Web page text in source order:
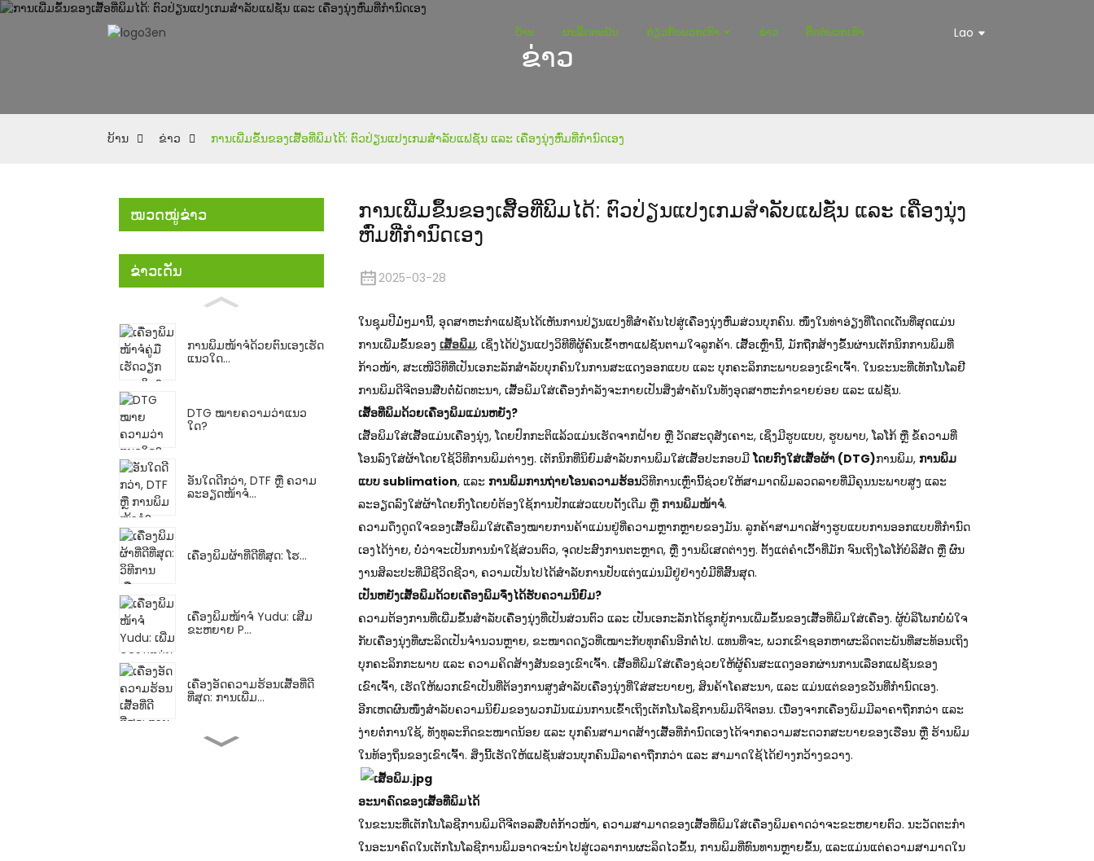
ບ້ານ ຜະລິດຕະພັນ ກ່ຽວກັບພວກເຮົາ ຂ່າວ ຕິດຕໍ່ພວກເຮົາ Lao
ຂ່າວ
ບ້ານ ຂ່າວ ການເພີ່ມຂຶ້ນຂອງເສື້ອທີ່ພິມໄດ້: ຕົວປ່ຽນແປງເກມສຳລັບແຟຊັ່ນ ແລະ ເຄື່ອງນຸ່ງຫົ່ມທີ່ກຳນົດເອງ
ໝວດໝູ່ຂ່າວ
ຂ່າວເດັ່ນ
ການພິມໜ້າຈໍດ້ວຍຕົນເອງເຮັດ
ແນວໃດ...
DTG ໝາຍຄວາມວ່າແນວ
ໃດ?
ອັນໃດດີກວ່າ, DTF ຫຼື ຄວາມ
ລະອຽດໜ້າຈໍ...
ເຄື່ອງພິມຜ້າທີ່ດີທີ່ສຸດ: ໂຮ...
ເຄື່ອງພິມໜ້າຈໍ Yudu: ເສີມ
ຂະຫຍາຍ P...
ເຄື່ອງອັດຄວາມຮ້ອນເສື້ອທີ່ດີ
ທີ່ສຸດ: ການເພີ່ມ...
ມັນຄຸ້ມຄ່າບໍທີ່ຈະຊື້ເຄື່ອງກົດ
ການເພີ່ມຂຶ້ນຂອງເສື້ອທີ່ພິມໄດ້: ຕົວປ່ຽນແປງເກມສຳລັບແຟຊັ່ນ ແລະ ເຄື່ອງນຸ່ງ
ຫົ່ມທີ່ກຳນົດເອງ
2025-03-28
ໃນຊຸມປີມໍ່ໆມານີ້, ອຸດສາຫະກຳແຟຊັ່ນໄດ້ເຫັນການປ່ຽນແປງທີ່ສຳຄັນໄປສູ່ເຄື່ອງນຸ່ງຫົ່ມສ່ວນບຸກຄົນ. ໜຶ່ງໃນທ່າອ່ຽງທີ່ໂດດເດັ່ນທີ່ສຸດແມ່ນ
ການເພີ່ມຂຶ້ນຂອງ ເສື້ອພິມ, ເຊິ່ງໄດ້ປ່ຽນແປງວິທີທີ່ຜູ້ຄົນເຂົ້າຫາແຟຊັ່ນຕາມໃຈລູກຄ້າ. ເສື້ອເຫຼົ່ານີ້, ມັກຖືກສ້າງຂຶ້ນຜ່ານເຕັກນິກການພິມທີ່
ກ້າວໜ້າ, ສະເໜີວິທີທີ່ເປັນເອກະລັກສຳລັບບຸກຄົນໃນການສະແດງອອກແບບ ແລະ ບຸກຄະລິກກະພາບຂອງເຂົາເຈົ້າ. ໃນຂະນະທີ່ເທັກໂນໂລຢີ
ການພິມດີຈີຕອນສືບຕໍ່ພັດທະນາ, ເສື້ອພິມໃສ່ເຄື່ອງກຳລັງຈະກາຍເປັນສິ່ງສຳຄັນໃນທັງອຸດສາຫະກຳຂາຍຍ່ອຍ ແລະ ແຟຊັ່ນ.
ເສື້ອທີ່ພິມດ້ວຍເຄື່ອງພິມແມ່ນຫຍັງ?
ເສື້ອພິມໃສ່ເສື້ອແມ່ນເຄື່ອງນຸ່ງ, ໂດຍປົກກະຕິແລ້ວແມ່ນເຮັດຈາກຝ້າຍ ຫຼື ວັດສະດຸສັງເຄາະ, ເຊິ່ງມີຮູບແບບ, ຮູບພາບ, ໂລໂກ້ ຫຼື ຂໍ້ຄວາມທີ່
ໂອນລົງໃສ່ຜ້າໂດຍໃຊ້ວິທີການພິມຕ່າງໆ. ເຕັກນິກທີ່ນິຍົມສຳລັບການພິມໃສ່ເສື້ອປະກອບມີໂດຍກົງໃສ່ເສື້ອຜ້າ (DTG)ການພິມ, ການພິມ
ແບບ sublimation, ແລະ ການພິມການຖ່າຍໂອນຄວາມຮ້ອນວິທີການເຫຼົ່ານີ້ຊ່ວຍໃຫ້ສາມາດພິມລວດລາຍທີ່ມີຄຸນນະພາບສູງ ແລະ
ລະອຽດລົງໃສ່ຜ້າໂດຍກົງໂດຍບໍ່ຕ້ອງໃຊ້ການປັກແສ່ວແບບດັ້ງເດີມ ຫຼື ການພິມໜ້າຈໍ.
ຄວາມດຶງດູດໃຈຂອງເສື້ອພິມໃສ່ເຄື່ອງໝາຍການຄ້າແມ່ນຢູ່ທີ່ຄວາມຫຼາກຫຼາຍຂອງມັນ. ລູກຄ້າສາມາດສ້າງຮູບແບບການອອກແບບທີ່ກຳນົດ
ເອງໄດ້ງ່າຍ, ບໍ່ວ່າຈະເປັນການນຳໃຊ້ສ່ວນຕົວ, ຈຸດປະສົງການຕະຫຼາດ, ຫຼື ງານພິເສດຕ່າງໆ. ຕັ້ງແຕ່ຄຳເວົ້າທີ່ມັກ ຈົນເຖິງໂລໂກ້ບໍລິສັດ ຫຼື ຜົນ
ງານສິລະປະທີ່ມີຊີວິດຊີວາ, ຄວາມເປັນໄປໄດ້ສຳລັບການປັບແຕ່ງແມ່ນມີຢູ່ຢ່າງບໍ່ມີທີ່ສິ້ນສຸດ.
ເປັນຫຍັງເສື້ອພິມດ້ວຍເຄື່ອງພິມຈຶ່ງໄດ້ຮັບຄວາມນິຍົມ?
ຄວາມຕ້ອງການທີ່ເພີ່ມຂຶ້ນສຳລັບເຄື່ອງນຸ່ງທີ່ເປັນສ່ວນຕົວ ແລະ ເປັນເອກະລັກໄດ້ຊຸກຍູ້ການເພີ່ມຂຶ້ນຂອງເສື້ອທີ່ພິມໃສ່ເຄື່ອງ. ຜູ້ບໍລິໂພກບໍ່ພໍໃຈ
ກັບເຄື່ອງນຸ່ງທີ່ຜະລິດເປັນຈຳນວນຫຼາຍ, ຂະໜາດດຽວທີ່ເໝາະກັບທຸກຄົນອີກຕໍ່ໄປ. ແທນທີ່ຈະ, ພວກເຂົາຊອກຫາຜະລິດຕະພັນທີ່ສະທ້ອນເຖິງ
ບຸກຄະລິກກະພາບ ແລະ ຄວາມຄິດສ້າງສັນຂອງເຂົາເຈົ້າ. ເສື້ອທີ່ພິມໃສ່ເຄື່ອງຊ່ວຍໃຫ້ຜູ້ຄົນສະແດງອອກຜ່ານການເລືອກແຟຊັ່ນຂອງ
ເຂົາເຈົ້າ, ເຮັດໃຫ້ພວກເຂົາເປັນທີ່ຕ້ອງການສູງສຳລັບເຄື່ອງນຸ່ງທີ່ໃສ່ສະບາຍໆ, ສິນຄ້າໂຄສະນາ, ແລະ ແມ່ນແຕ່ຂອງຂວັນທີ່ກຳນົດເອງ.
ອີກເຫດຜົນໜຶ່ງສຳລັບຄວາມນິຍົມຂອງພວກມັນແມ່ນການເຂົ້າເຖິງເຕັກໂນໂລຊີການພິມດິຈິຕອນ. ເນື່ອງຈາກເຄື່ອງພິມມີລາຄາຖືກກວ່າ ແລະ
ງ່າຍຕໍ່ການໃຊ້, ທັງທຸລະກິດຂະໜາດນ້ອຍ ແລະ ບຸກຄົນສາມາດສ້າງເສື້ອທີ່ກຳນົດເອງໄດ້ຈາກຄວາມສະດວກສະບາຍຂອງເຮືອນ ຫຼື ຮ້ານພິມ
ໃນທ້ອງຖິ່ນຂອງເຂົາເຈົ້າ. ສິ່ງນີ້ເຮັດໃຫ້ແຟຊັ່ນສ່ວນບຸກຄົນມີລາຄາຖືກກວ່າ ແລະ ສາມາດໃຊ້ໄດ້ຢ່າງກວ້າງຂວາງ.
ອະນາຄົດຂອງເສື້ອທີ່ພິມໄດ້
ໃນຂະນະທີ່ເຕັກໂນໂລຊີການພິມດີຈີຕອລສືບຕໍ່ກ້າວໜ້າ, ຄວາມສາມາດຂອງເສື້ອທີ່ພິມໃສ່ເຄື່ອງພິມຄາດວ່າຈະຂະຫຍາຍຕົວ. ນະວັດຕະກໍາ
ໃນອະນາຄົດໃນເຕັກໂນໂລຊີການພິມອາດຈະນໍາໄປສູ່ເວລາການຜະລິດໄວຂຶ້ນ, ການພິມທີ່ທົນທານຫຼາຍຂຶ້ນ, ແລະແມ່ນແຕ່ຄວາມສາມາດໃນ